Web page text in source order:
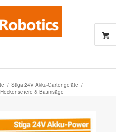
/ Stiga 24V Akku-Gartengeräte /
& Baumsäge